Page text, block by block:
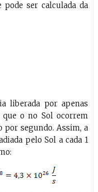
pode ser calculada da
liberada por apenas
que o no Sol ocorrem
por segundo. Assim, a
pelo Sol a cada 1